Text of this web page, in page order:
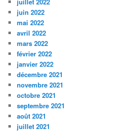
juin 2022
mai 2022
avril 2022
mars 2022
février 2022
janvier 2022
décembre 2021
novembre 2021
octobre 2021
septembre 2021
août 2021
juillet 2021